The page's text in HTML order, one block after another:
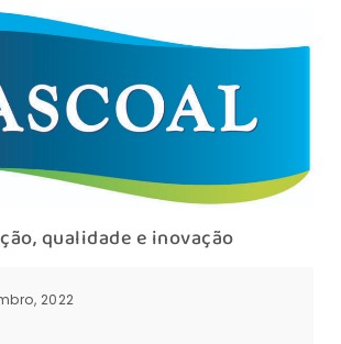
qualidade e inovação
2022